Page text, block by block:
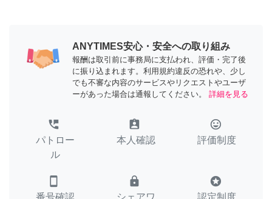
ANYTIMES安心・安全への取り組み
報酬は取引前に事務局に支払われ、評価・完了後
に振り込まれます。利用規約違反の恐れや、少し
でも不審な内容のサービスやリクエストやユーザ
ーがあった場合は通報してください。
詳細を見る
perm_phone_msg
パトロー
ル
assignment_ind
本人確認
tag_faces
評価制度
smartphone
番号確認
lock
シェアワ
stars
認定制度